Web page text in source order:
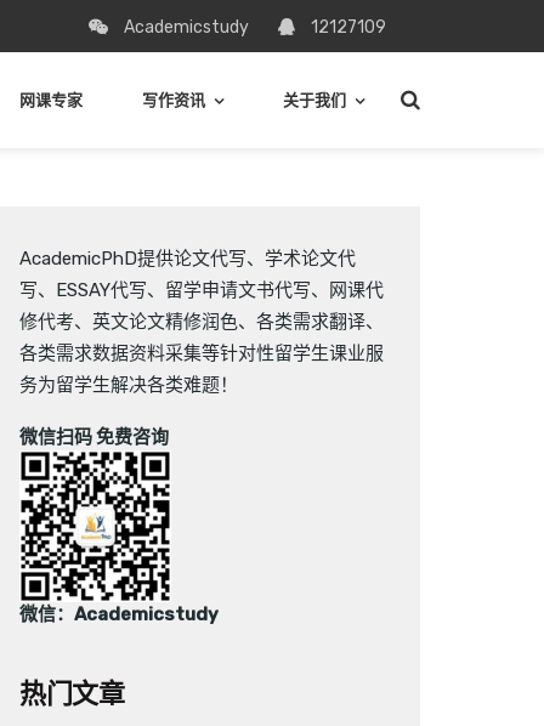
Academicstudy 12127109
网课专家 写作资讯 关于我们
AcademicPhD提供论文代写、 学术论文代
写、 ESSAY代写、 留学申请文书代写、
网课代
修代考、 英文论文精修润色、 各类需求翻译、
各类需求数据资料采集等针对性留学生课业服
务为留学生解决各类难题！
微信扫码 免费咨询
微信：Academicstudy
热门文章